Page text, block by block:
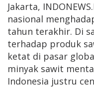
Jakarta,
nasional
tahun terakhir. Di
terhadap produk
ketat di pasar
minyak sawit
Indonesia justru